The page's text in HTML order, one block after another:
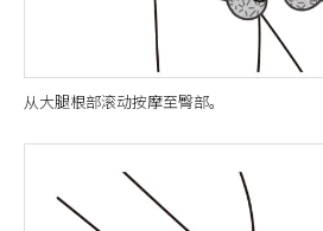
从大腿根部滚动按摩至臀部。